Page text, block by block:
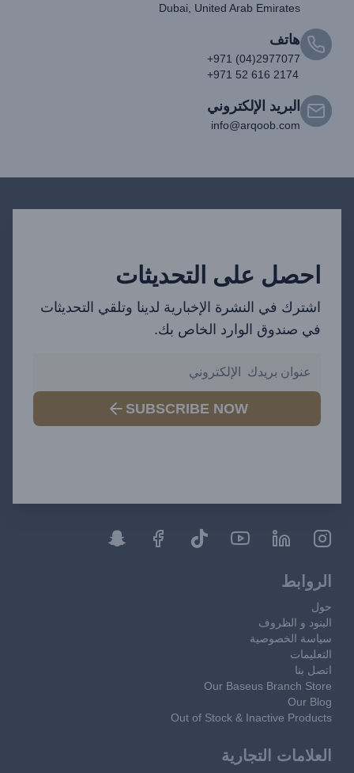
Dubai, United Arab Emirates
هاتف
+971 (04)2977077
+971 52 616 2174
البريد الإلكتروني
info@arqoob.com
احصل على التحديثات
اشترك في النشرة الإخبارية لدينا وتلقي التحديثات
في صندوق الوارد الخاص بك.
SUBSCRIBE NOW
الروابط
حول
البنود و الظروف
سياسة الخصوصية
التعليمات
اتصل بنا
Our Baseus Branch Store
Our Blog
Out of Stock & Inactive Products
العلامات التجارية